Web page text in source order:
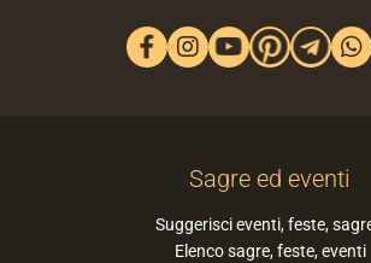
Sagre ed eventi
Suggerisci eventi, feste,
Elenco sagre, feste, eventi